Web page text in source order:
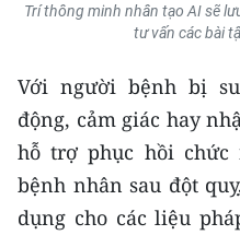
Trí thông minh nhân tạo AI sẽ
tư vấn các bài
Với người bệnh bị
động, cảm giác hay
hỗ trợ phục hồi chức
bệnh nhân sau đột
dụng cho các liệu